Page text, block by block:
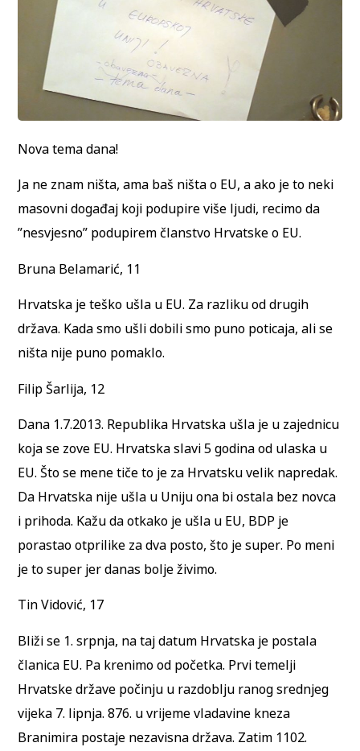
Nova tema dana!
Ja ne znam ništa, ama baš ništa o EU, a ako je to neki
masovni događaj koji podupire više ljudi, recimo da
”nesvjesno” podupirem članstvo Hrvatske o EU.
Bruna Belamarić, 11
Hrvatska je teško ušla u EU. Za razliku od drugih
država. Kada smo ušli dobili smo puno poticaja, ali se
ništa nije puno pomaklo.
Filip Šarlija, 12
Dana 1.7.2013. Republika Hrvatska ušla je u zajednicu
koja se zove EU. Hrvatska slavi 5 godina od ulaska u
EU. Što se mene tiče to je za Hrvatsku velik napredak.
Da Hrvatska nije ušla u Uniju ona bi ostala bez novca
i prihoda. Kažu da otkako je ušla u EU, BDP je
porastao otprilike za dva posto, što je super. Po meni
je to super jer danas bolje živimo.
Tin Vidović, 17
Bliži se 1. srpnja, na taj datum Hrvatska je postala
članica EU. Pa krenimo od početka. Prvi temelji
Hrvatske države počinju u razdoblju ranog srednjeg
vijeka 7. lipnja. 876. u vrijeme vladavine kneza
Branimira postaje nezavisna država. Zatim 1102.